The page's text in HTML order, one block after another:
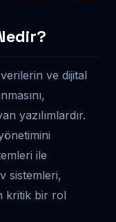
ve dijital
yazılımlardır.
ile
sistemleri,
kritik bir rol